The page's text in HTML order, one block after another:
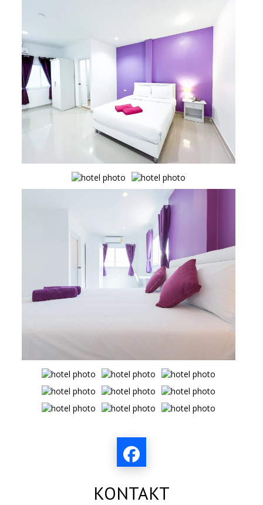
KONTAKT